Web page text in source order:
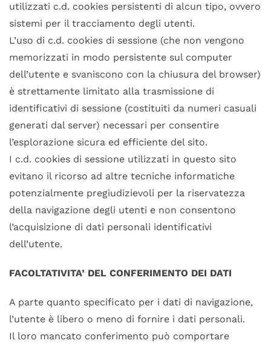
utilizzati c.d. cookies persistenti di alcun tipo, ovvero
sistemi per il tracciamento degli utenti.
L’uso di c.d. cookies di sessione (che non vengono
memorizzati in modo persistente sul computer
dell’utente e svaniscono con la chiusura del browser)
è strettamente limitato alla trasmissione di
identificativi di sessione (costituiti da numeri casuali
generati dal server) necessari per consentire
l’esplorazione sicura ed efficiente del sito.
I c.d. cookies di sessione utilizzati in questo sito
evitano il ricorso ad altre tecniche informatiche
potenzialmente pregiudizievoli per la riservatezza
della navigazione degli utenti e non consentono
l’acquisizione di dati personali identificativi
dell’utente.
FACOLTATIVITA’ DEL CONFERIMENTO DEI DATI
A parte quanto specificato per i dati di navigazione,
l’utente è libero o meno di fornire i dati personali.
Il loro mancato conferimento può comportare